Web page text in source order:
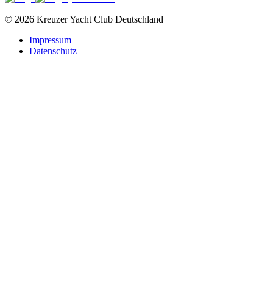
© 2026 Kreuzer Yacht Club Deutschland
Impressum
Datenschutz